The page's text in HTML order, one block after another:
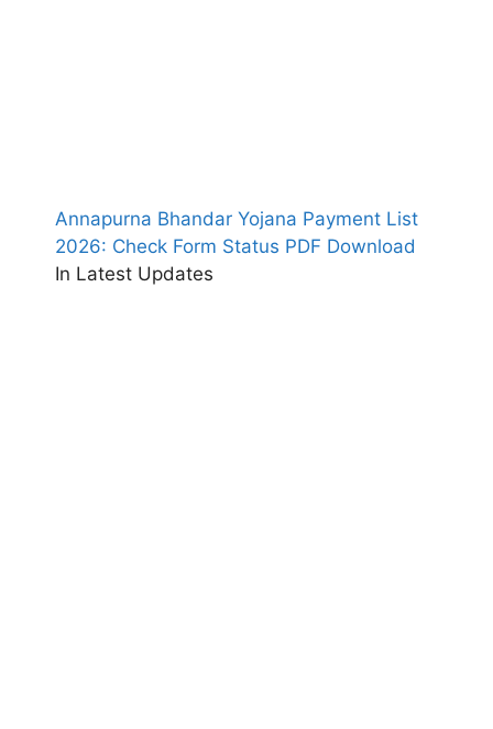
Annapurna Bhandar Yojana Payment List
2026: Check Form Status PDF Download
In Latest Updates